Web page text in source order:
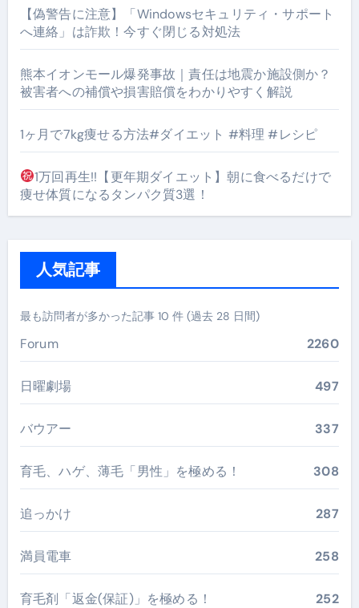
【偽警告に注意】「Windowsセキュリティ・サポート
へ連絡」は詐欺！今すぐ閉じる対処法
熊本イオンモール爆発事故｜責任は地震か施設側か？
被害者への補償や損害賠償をわかりやすく解説
1ヶ月で7kg痩せる方法#ダイエット #料理 #レシピ
1万回再生!!【更年期ダイエット】朝に食べるだけで
痩せ体質になるタンパク質3選！
人気記事
最も訪問者が多かった記事 10 件 (過去 28 日間)
Forum 2260
日曜劇場 497
バウアー 337
育毛、ハゲ、薄毛「男性」を極める！ 308
追っかけ 287
満員電車 258
育毛剤「返金(保証)」を極める！ 252